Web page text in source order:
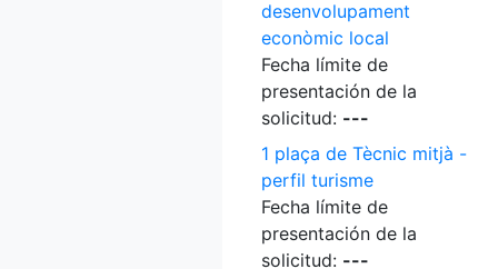
desenvolupament
econòmic local
Fecha límite de
presentación de la
solicitud: ---
1 plaça de Tècnic mitjà -
perfil turisme
Fecha límite de
presentación de la
solicitud: ---